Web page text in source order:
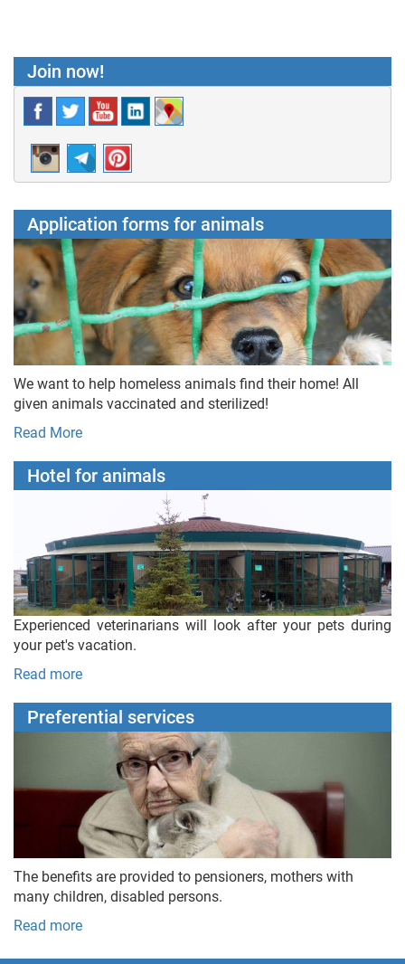
Join now!
Application forms for animals
We want to help homeless animals find their home! All
given animals vaccinated and sterilized!
Read More
Hotel for animals
Experienced veterinarians will look after your pets during
your pet's vacation.
Read more
Preferential services
The benefits are provided to pensioners, mothers with
many children, disabled persons.
Read more